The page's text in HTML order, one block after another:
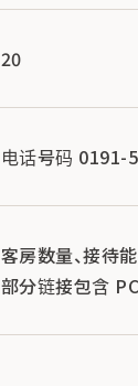
20
电话号码 0191-
客房数量、接待
部分链接包含